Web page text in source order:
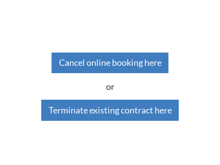
Cancel online booking here
or
Terminate existing contract here